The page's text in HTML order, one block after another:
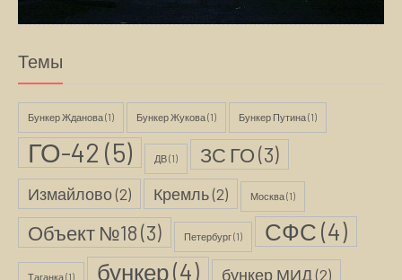
Темы
Бункер Жданова(1) Бункер Жукова(1) Бункер Путина(1)
ГО-42 (5) ДВ(1) ЗС ГО(3)
Измайлово(2) Кремль(2) Москва(1)
Объект №18(3) Петербург(1) СФС(4)
Таганка(1) бункер(4) бункер МИД(2)